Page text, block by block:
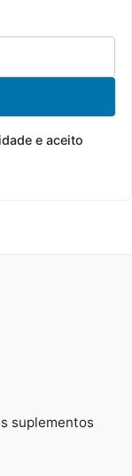
e aceito
suplementos